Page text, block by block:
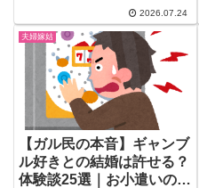
でいられる理由、離婚や夫の休職
に備えるリスクヘッジまで、物価
高時代に共働きを続ける価値がわ
かる体験談を厳選。葛藤を抱える
人のリアルな声も収録。
2026.07.24
夫婦嫁姑
【ガル民の本音】ギャンブ
ル好きとの結婚は許せる？
体験談25選｜お小遣いの範